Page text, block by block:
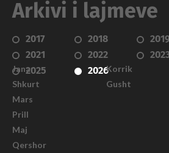
Arkivi i lajmeve
2017 2018
2021
2022
2025
2026
Janar
Shkurt
Mars
Prill
Maj
Qershor
Korrik
Gusht